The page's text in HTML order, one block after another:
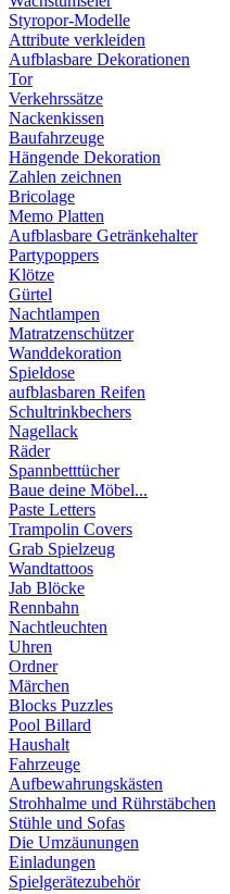
Styropor-Modelle
Attribute verkleiden
Aufblasbare Dekorationen
Tor
Verkehrssätze
Nackenkissen
Baufahrzeuge
Hängende Dekoration
Zahlen zeichnen
Bricolage
Memo Platten
Aufblasbare Getränkehalter
Partypoppers
Klötze
Gürtel
Nachtlampen
Matratzenschützer
Wanddekoration
Spieldose
aufblasbaren Reifen
Schultrinkbechers
Nagellack
Räder
Spannbetttücher
Baue deine Möbel...
Paste Letters
Trampolin Covers
Grab Spielzeug
Wandtattoos
Jab Blöcke
Rennbahn
Nachtleuchten
Uhren
Ordner
Märchen
Blocks Puzzles
Pool Billard
Haushalt
Fahrzeuge
Aufbewahrungskästen
Strohhalme und Rührstäbchen
Stühle und Sofas
Die Umzäunungen
Einladungen
Spielgerätezubehör